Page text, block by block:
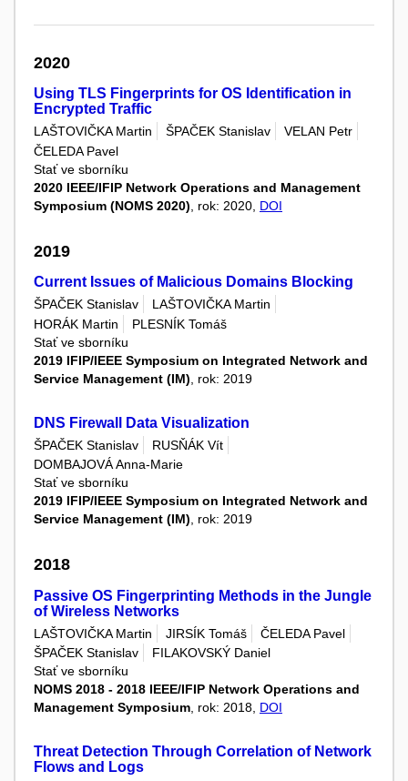
2020
Using TLS Fingerprints for OS Identification in
Encrypted Traffic
LAŠTOVIČKA Martin ŠPAČEK Stanislav
VELAN Petr
ČELEDA Pavel
Stať ve sborníku
2020 IEEE/IFIP Network Operations and Management
Symposium (NOMS 2020) , rok: 2020, DOI
2019
Current Issues of Malicious Domains Blocking
ŠPAČEK Stanislav
LAŠTOVIČKA Martin
HORÁK Martin
PLESNÍK Tomáš
Stať ve sborníku
2019 IFIP/IEEE Symposium on Integrated Network and
Service Management (IM) , rok: 2019
DNS Firewall Data Visualization
ŠPAČEK Stanislav
RUSŇÁK Vít
DOMBAJOVÁ Anna-Marie
Stať ve sborníku
2019 IFIP/IEEE Symposium on Integrated Network and
Service Management (IM), rok: 2019
2018
Passive OS Fingerprinting Methods in the Jungle
of Wireless Networks
LAŠTOVIČKA Martin JIRSÍK Tomáš
ČELEDA Pavel
ŠPAČEK Stanislav
FILAKOVSKÝ Daniel
Stať ve sborníku
NOMS 2018 - 2018 IEEE/IFIP Network Operations and
Management Symposium, rok: 2018, DOI
Threat Detection Through Correlation of Network
Flows and Logs